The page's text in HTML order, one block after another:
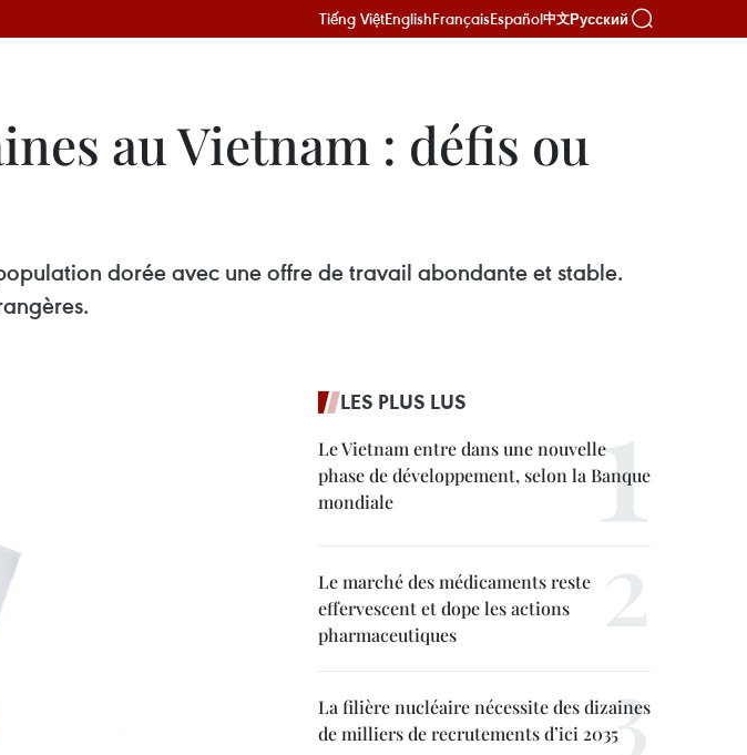
Tiếng ViệtEnglishFrançaisEspañol中文Русский
au Vietnam : défis ou
dorée avec une offre de travail abondante et stable.
LES PLUS LUS
Le Vietnam entre dans une nouvelle
phase de développement, selon la Banque
mondiale
Le marché des médicaments reste
effervescent et dope les actions
pharmaceutiques
La filière nucléaire nécessite des dizaines
de milliers de recrutements d’ici 2035